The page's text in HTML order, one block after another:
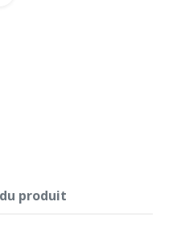
produit